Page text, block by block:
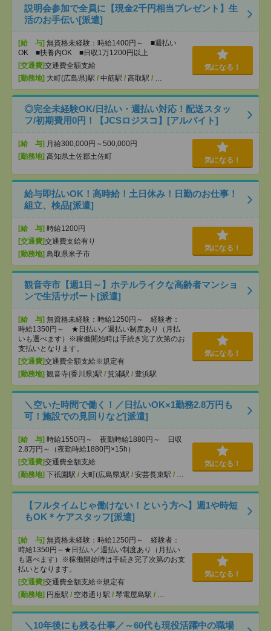
説明会参加で全員に【現金2千円相当プレゼント】生
活のお手伝い[派遣]
[給 与] 無資格未経験：時給1400円～ ■週払い
OK ■扶養内OK ■日収1万1200円以上
[交通費]交通費全額支給
[勤務地] 大町(広島県)駅 / 中筋駅 / 高取駅 / …
気になる！
◎完全未経験OK/日払い・週払い対応！配送スタッ
フ/初期費用0円！【JCSロジスコ】[アルバイト]
[給 与] 月給300,000円～500,000円
[勤務地] 高知県土佐郡土佐町 気になる！
給与即払いOK！高時給！土日休み！日勤のお仕事！
組立、検品[派遣]
[給 与] 時給1200円
[交通費]交通費支給有り
[勤務地] 鳥取県米子市
気になる！
観音寺市【週1日～】ホテルライクな高齢者マンショ
ンで生活サポート[派遣]
[給 与] 無資格未経験：時給1250円～ 経験者：
時給1350円～ ★日払い／週払い制度あり（月払
いも選べます）※稼働開始時は手続き完了次第のお
支払いとなります。
[交通費]交通費全額支給※規定有
[勤務地] 観音寺(香川県)駅 / 箕浦駅 / 豊浜駅
気になる！
＼空いた時間で働く！／日払いOK×1勤務2.8万円も
可！施設での見回りなど[派遣]
[給 与] 時給1550円～ 夜勤時給1880円～ 日収
2.8万円～（夜勤時給1880円×15h）
[交通費]交通費全額支給
[勤務地] 下祇園駅 / 大町(広島県)駅 / 安芸長束駅 / …
気になる！
【フルタイムじゃ働けない！という方へ】週1や時短
もOK＊ケアスタッフ[派遣]
[給 与] 無資格未経験：時給1250円～ 経験者：
時給1350円～★日払い／週払い制度あり（月払い
も選べます）※稼働開始時は手続き完了次第のお支
払いとなります。
[交通費]交通費全額支給※規定有
[勤務地] 円座駅 / 空港通り駅 / 琴電屋島駅 / …
気になる！
＼10年後にも残る仕事／～60代も現役活躍中の職場